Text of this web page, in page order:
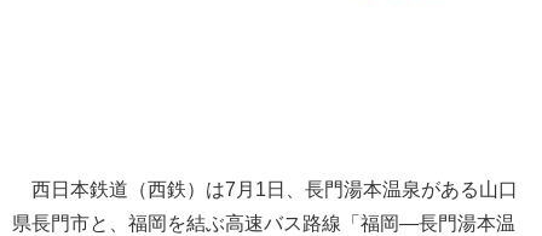
西日本鉄道（西鉄）は7月1日、長門湯本温泉がある山口
県長門市と、福岡を結ぶ高速バス路線「福岡―長門湯本温